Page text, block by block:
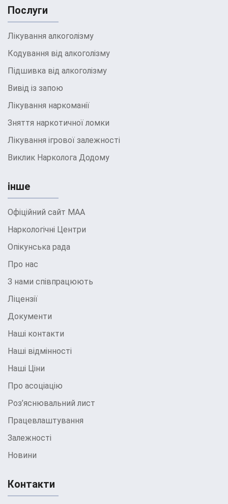
Послуги
Лікування алкоголізму
Кодування від алкоголізму
Підшивка від алкоголізму
Вивід із запою
Лікування наркоманії
Зняття наркотичної ломки
Лікування ігрової залежності
Виклик Нарколога Додому
інше
Офіційний сайт МАА
Наркологічні Центри
Опікунська рада
Про нас
З нами співпрацюють
Ліцензії
Документи
Наші контакти
Наші відмінності
Наші Ціни
Про асоціацію
Роз’яснювальний лист
Працевлаштування
Залежності
Новини
Контакти